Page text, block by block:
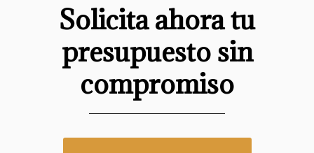
Solicita ahora tu
presupuesto sin
compromiso